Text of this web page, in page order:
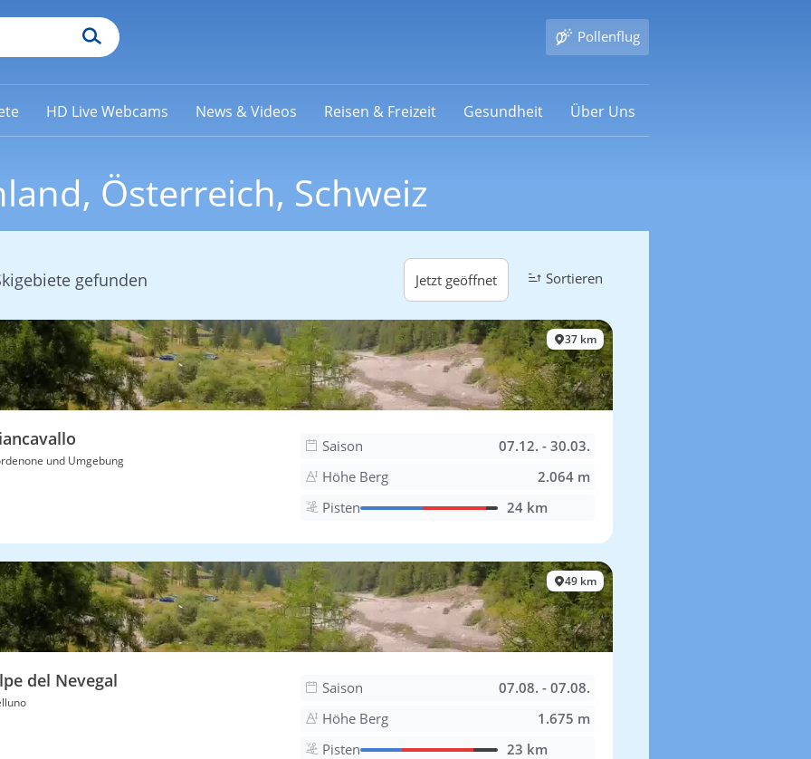
Pollenflug
HD Live Webcams News & Videos Reisen & Freizeit Gesundheit Über Uns
Österreich, Schweiz
gefunden Jetzt geöffnet Sortieren
37 km
und Umgebung
Saison
07.12. - 30.03.
Höhe Berg
2.064 m
Pisten
24 km
49 km
del Nevegal Saison
07.08. - 07.08.
Höhe Berg
1.675 m
Pisten
23 km